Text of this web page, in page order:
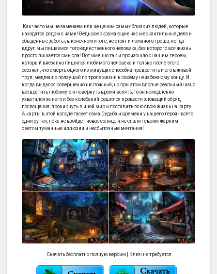
КАК СКАЧАТЬ
НОВОСТИ
Как часто мы не замечаем или не ценим самых близких людей, которые
находятся рядом с нами! Ведь все окружающие нас меркантильные дела и
обыденные заботы, в конечном итоге, не стоят и ломаного гроша, когда
вдруг мы лишаемся того единственного человека, без которого вся жизнь
просто лишается смысла! Вот именно так и произошло с нашим героем,
который внезапно лишился любимого человека и только после этого
осознал, что смерть одного из живущих способна превратить и его в живой
труп, медленно ползущий по тропе жизни к своему неизбежному концу. И
когда выдался совершенно ничтожный, но при этом вполне реальный шанс
возвратить любимую и повернуть время вспять, то он немедленно
ухватился за него и без колебаний решился провести зловещий обряд
посвящения, проникнуть в иной мир и поставить всю свою жизнь на карту.
А карты в этой колоде тасует сама Судьба и времени у нашего героя - всего
одни сутки, пока не взойдет новое солнце и не спалит своим жарким
светом туманные иллюзии и несбыточные мечтания!
Скачать бесплатно полную версию | Ключ не требуется